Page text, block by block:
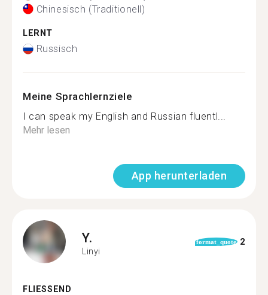
Chinesisch (Traditionell)
LERNT
Russisch
Meine Sprachlernziele
I can speak my English and Russian fluentl...
Mehr lesen
App herunterladen
Y.
Linyi
format_quote 2
FLIESSEND